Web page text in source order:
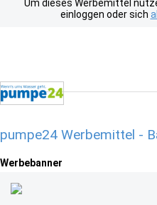
Um dieses Werbemittel
einloggen oder sich
pumpe24 Werbemittel -
Werbebanner